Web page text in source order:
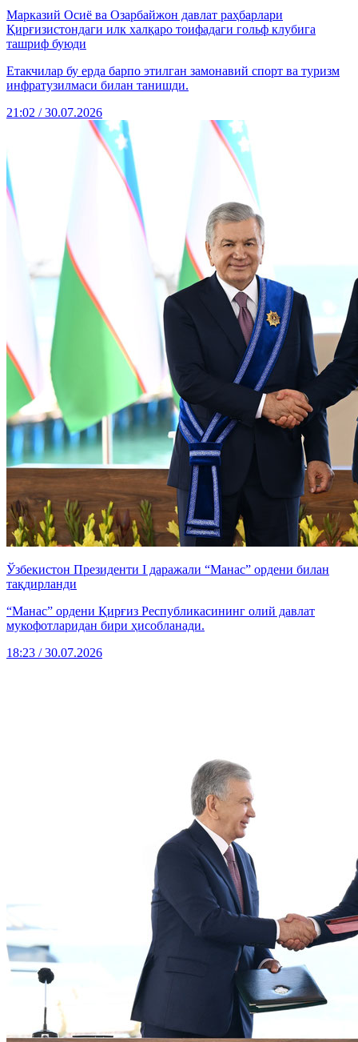
Марказий Осиё ва Озарбайжон давлат раҳбарлари
Қирғизистондаги илк халқаро тоифадаги гольф клубига
ташриф буюди
Етакчилар бу ерда барпо этилган замонавий спорт ва туризм
инфратузилмаси билан танишди.
21:02 / 30.07.2026
Ўзбекистон Президенти I даражали “Манас” ордени билан
тақдирланди
“Манас” ордени Қирғиз Республикасининг олий давлат
мукофотларидан бири ҳисобланади.
18:23 / 30.07.2026